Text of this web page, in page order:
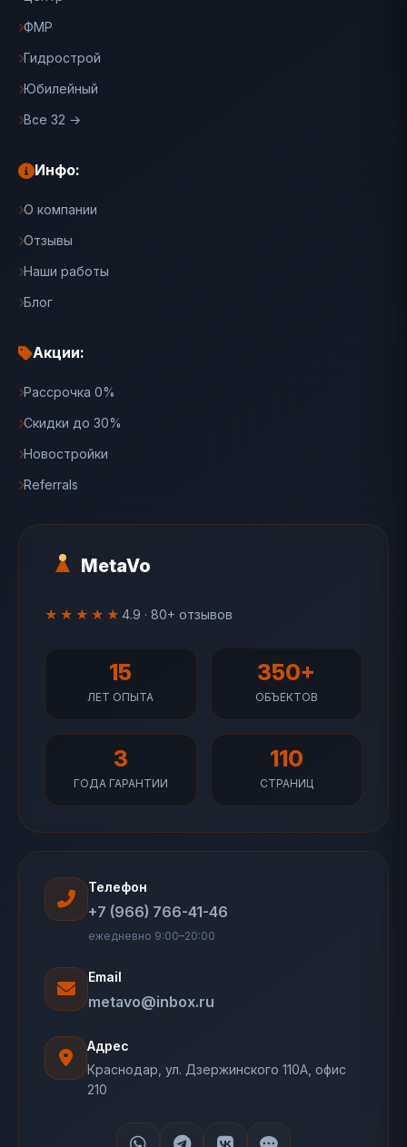
MetaVo
★★★★★ 4.9 · 80+ отзывов
15
ЛЕТ ОПЫТА
350+
ОБЪЕКТОВ
3
ГОДА ГАРАНТИИ
110
СТРАНИЦ
ФМР
Гидрострой
Юбилейный
Все 32 →
Инфо:
О компании
Отзывы
Наши работы
Блог
Акции:
Рассрочка 0%
Скидки до 30%
Новостройки
Referrals
Телефон
+7 (966) 766-41-46
ежедневно 9:00–20:00
Email
metavo@inbox.ru
Адрес
Краснодар, ул. Дзержинского 110А, офис
210